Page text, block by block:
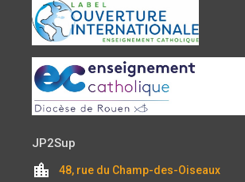
JP2Sup
location_city 48, rue du Champ-des-Oiseaux